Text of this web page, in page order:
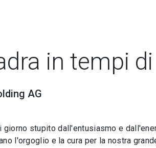
in tempi
AG
stupito dall'entusiasmo e
l'orgoglio e la cura per la nostra